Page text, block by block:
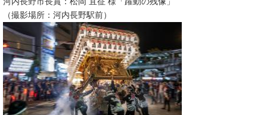
（撮影場所：河内長野駅前）​